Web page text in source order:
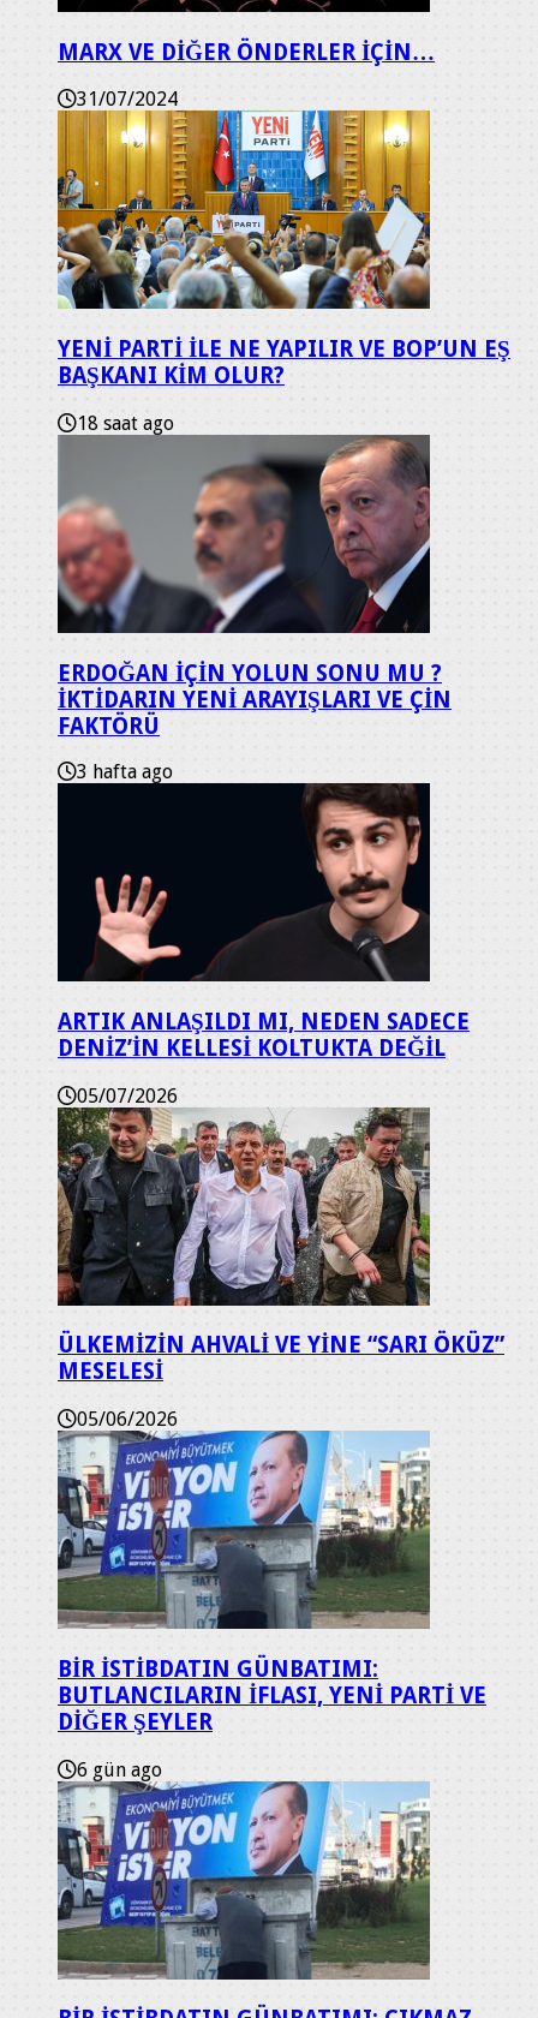
MARX VE DİĞER ÖNDERLER İÇİN…
31/07/2024
YENİ PARTİ İLE NE YAPILIR VE BOP’UN EŞ
BAŞKANI KİM OLUR?
18 saat ago
ERDOĞAN İÇİN YOLUN SONU MU ?
İKTİDARIN YENİ ARAYIŞLARI VE ÇİN
FAKTÖRÜ
3 hafta ago
ARTIK ANLAŞILDI MI, NEDEN SADECE
DENİZ’İN KELLESİ KOLTUKTA DEĞİL
05/07/2026
ÜLKEMİZİN AHVALİ VE YİNE “SARI ÖKÜZ”
MESELESİ
05/06/2026
BİR İSTİBDATIN GÜNBATIMI:
BUTLANCILARIN İFLASI, YENİ PARTİ VE
DİĞER ŞEYLER
6 gün ago